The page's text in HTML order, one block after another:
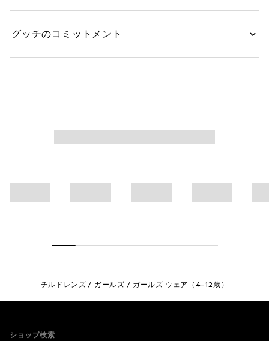
グッチのコミットメント
チルドレンズ ガールズ ガールズ ウェア（4-12歳）
ショップ検索